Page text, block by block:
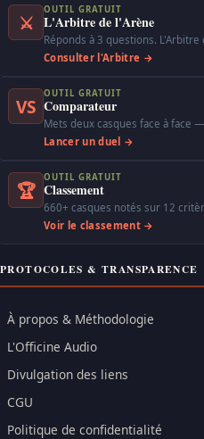
⚔
OUTIL GRATUIT
L'Arbitre de l'Arène
Réponds à 3 questions.
Consulter l'Arbitre →
VS
OUTIL GRATUIT
Comparateur
Mets deux casques face à face
Lancer un duel →
🏆
OUTIL GRATUIT
Classement
660+ casques notés sur 12
Voir le classement →
PROTOCOLES & TRANSPARENCE
À propos & Méthodologie
L'Officine Audio
Divulgation des liens
CGU
Politique de confidentialité